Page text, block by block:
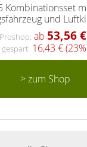
Kombinationsset
und
Proshop: ab 53,56 €
gespart: 16,43 €
> zum Shop